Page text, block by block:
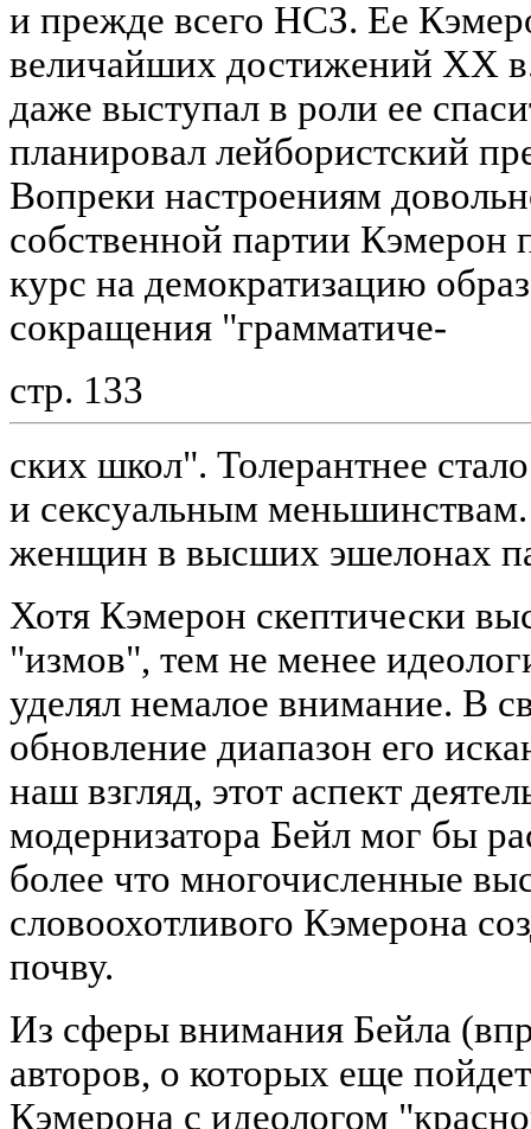
и прежде всего НСЗ. Ее
величайших достижений XX
даже выступал в роли ее
планировал лейбористский
Вопреки настроениям
собственной партии Кэмерон
курс на демократизацию
сокращения "грамматиче-
стр. 133
ских школ". Толерантнее
и сексуальным
женщин в высших эшелонах
Хотя Кэмерон скептически
"измов", тем не менее
уделял немалое внимание. В
обновление диапазон его
наш взгляд, этот аспект
модернизатора Бейл мог бы
более что многочисленные
словоохотливого Кэмерона
почву.
Из сферы внимания Бейла
авторов, о которых еще
Кэмерона с идеологом